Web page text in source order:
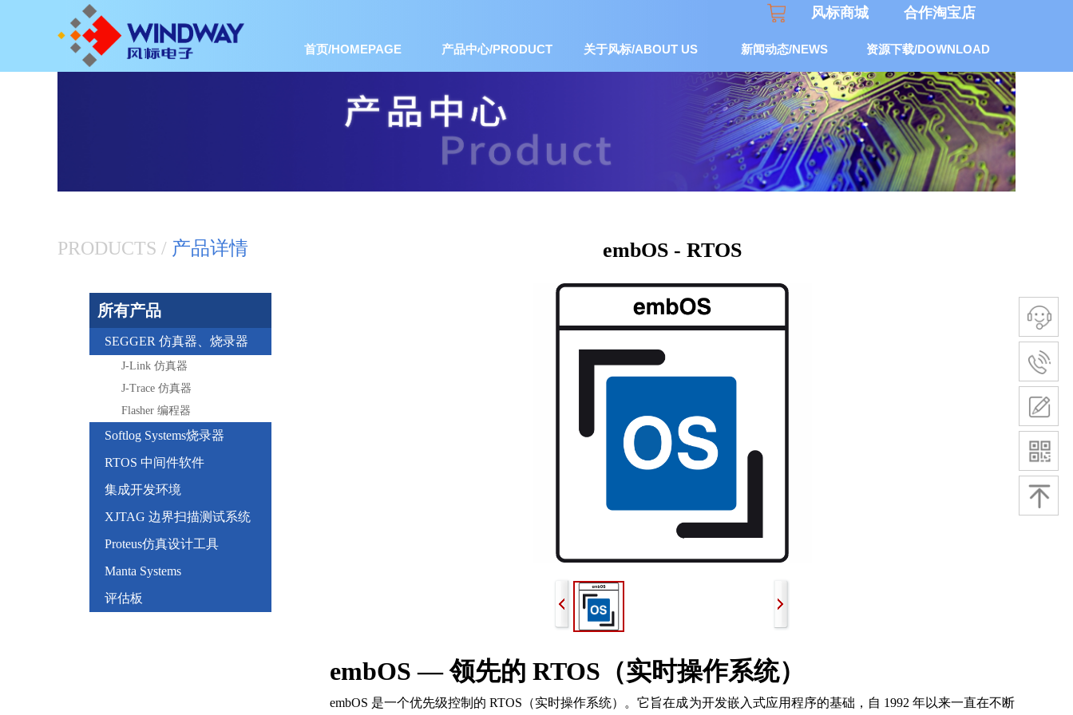
风标商城 合作淘宝店
首页/HOMEPAGE 产品中心/PRODUCT 关于风标/ABOUT US 新闻动态/NEWS 资源下载/DOWNLOAD
PRODUCTS / 产品详情 embOS - RTOS
embOS — 领先的 RTOS（实时操作系统）
embOS 是一个优先级控制的 RTOS（实时操作系统）。它旨在成为开发嵌入式应用程序的基础，自 1992 年以来一直在不断
所有产品
SEGGER 仿真器、烧录器
J-Link 仿真器
J-Trace 仿真器
Flasher 编程器
Softlog Systems烧录器
RTOS 中间件软件
集成开发环境
XJTAG 边界扫描测试系统
Proteus仿真设计工具
Manta Systems
评估板